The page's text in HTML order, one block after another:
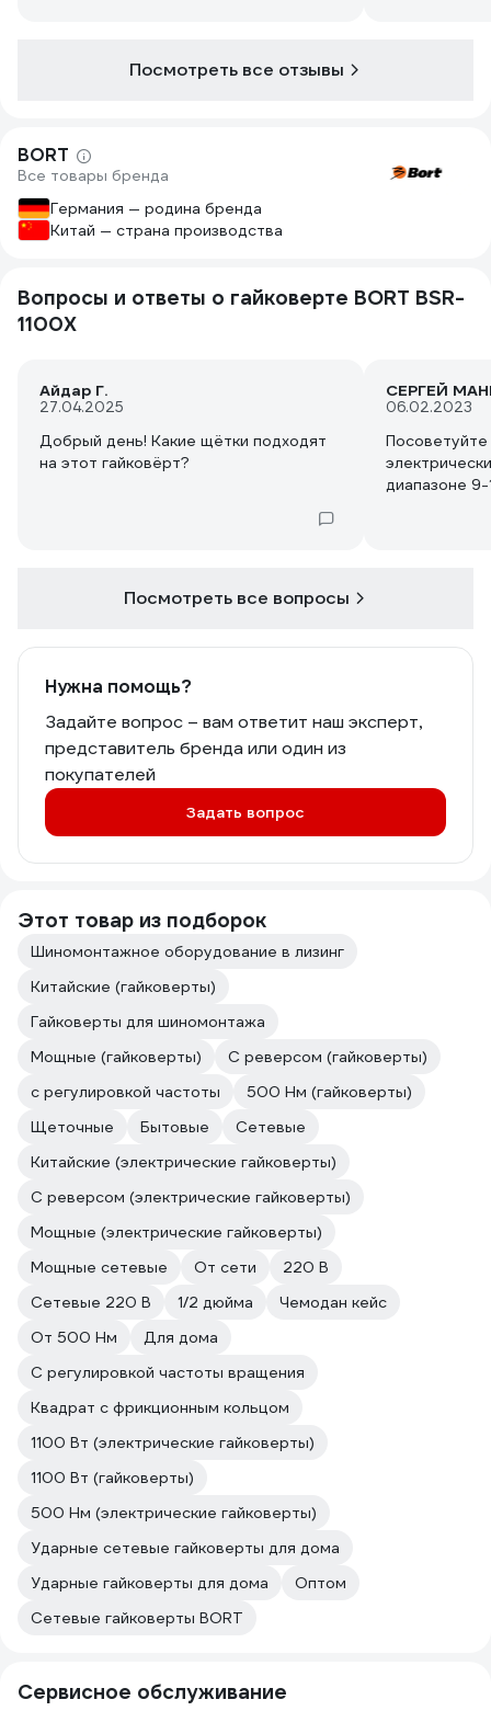
Посмотреть все отзывы
BORT
Все товары бренда
Германия — родина бренда
Китай — страна производства
Вопросы и ответы о гайковерте BORT BSR-
1100X
Айдар Г.
27.04.2025
Добрый день! Какие щётки подходят
на этот гайковёрт?
СЕРГЕЙ
06.02.2023
диапазоне
Посмотреть все вопросы
Нужна помощь?
Задайте вопрос – вам ответит наш эксперт,
представитель бренда или один из
покупателей
Задать вопрос
Этот товар из подборок
Шиномонтажное оборудование в лизинг
Китайские (гайковерты)
Гайковерты для шиномонтажа
Мощные (гайковерты)
С реверсом (гайковерты)
с регулировкой частоты
500 Нм (гайковерты)
Щеточные
Бытовые
Сетевые
Китайские (электрические гайковерты)
С реверсом (электрические гайковерты)
Мощные (электрические гайковерты)
Мощные сетевые
От сети
220 В
Сетевые 220 В
1/2 дюйма
Чемодан кейс
От 500 Нм
Для дома
С регулировкой частоты вращения
Квадрат с фрикционным кольцом
1100 Вт (электрические гайковерты)
1100 Вт (гайковерты)
500 Нм (электрические гайковерты)
Ударные сетевые гайковерты для дома
Ударные гайковерты для дома
Оптом
Сетевые гайковерты BORT
Сервисное обслуживание